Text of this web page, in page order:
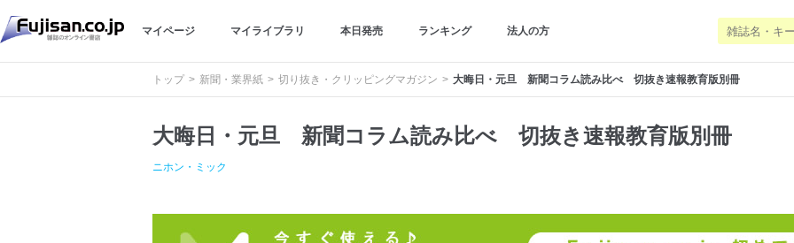
マイページ マイライブラリ 本日発売 ランキング 法人の方
トップ 新聞・業界紙 切り抜き・クリッピングマガジン 大晦日・元旦 新聞コラム読み比べ 切抜き速報教育版別冊
大晦日・元旦 新聞コラム読み比べ 切抜き速報教育版別冊
ニホン・ミック